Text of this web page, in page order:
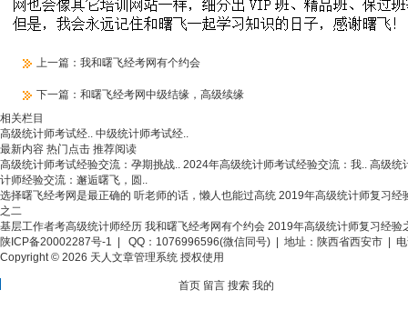
上一篇： 我和曙飞经考网有个约会
下一篇： 和曙飞经考网中级结缘，高级续缘
相关栏目
高级统计师考试经.. 中级统计师考试经..
最新内容 热门点击 推荐阅读
高级统计师考试经验交流：孕期挑战.. 2024年高级统计师考试经验交流：我.. 高级统
计师经验交流：邂逅曙飞，圆..
选择曙飞经考网是最正确的 听老师的话，懒人也能过高统 2019年高级统计师复习经
之二
基层工作者考高级统计师经历 我和曙飞经考网有个约会 2019年高级统计师复习经验
陕ICP备20002287号-1 | QQ：1076996596(微信同号) | 地址：陕西省西安市 |
Copyright © 2026 天人文章管理系统 授权使用
首页 留言 搜索 我的